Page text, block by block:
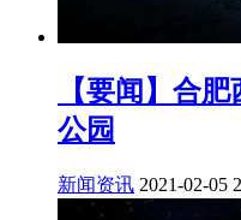
【要闻】合
公园
新闻资讯 2021-02-05